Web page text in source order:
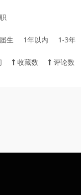
生 1年以内 1-3年
收藏数 评论数